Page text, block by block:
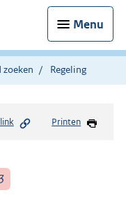
Menu
Regeling
Printen